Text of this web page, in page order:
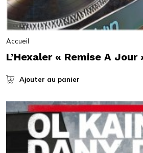
Accueil
L’Hexaler « Remise A Jour
Ajouter au panier